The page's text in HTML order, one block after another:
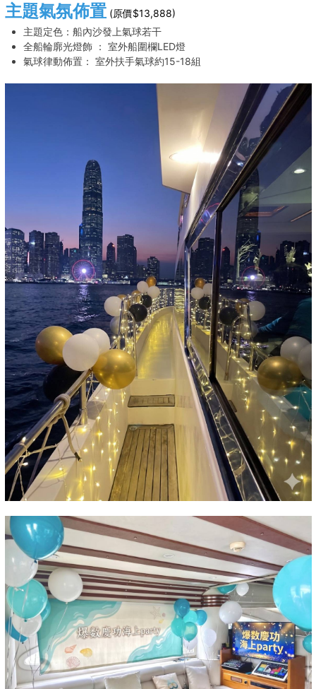
主題氣氛佈置 (原價$13,888)
主題定色：船內沙發上氣球若干
全船輪廓光燈飾 ： 室外船圍欄LED燈
氣球律動佈置： 室外扶手氣球約15-18組